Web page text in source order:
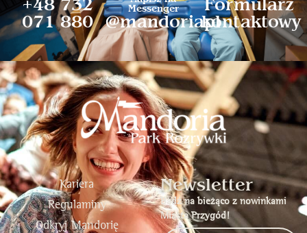
+48 732
071 880
Messenger
@mandoriapl
Formularz
kontaktowy
Kariera
Regulaminy
Odkryj Mandorię
Newsletter
Bądź na bieżąco z nowinkami
Miasta Przygód!